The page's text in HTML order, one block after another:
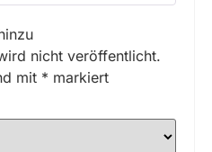
nicht veröffentlicht.
mit * markiert